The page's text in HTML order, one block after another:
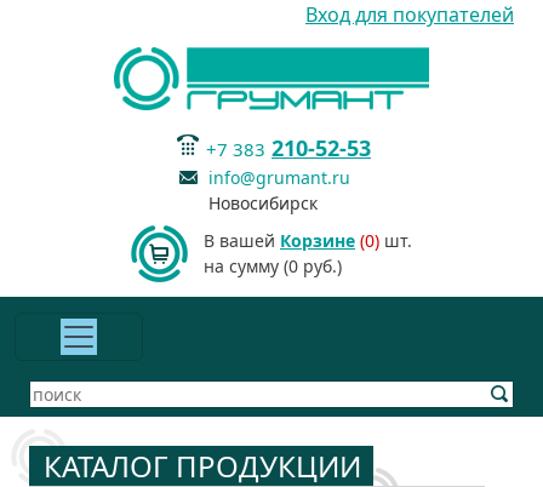
Вход для покупателей
+7 383 210-52-53
info@grumant.ru
Новосибирск
В вашей Корзине (0) шт.
на сумму (0 руб.)
КАТАЛОГ ПРОДУКЦИИ